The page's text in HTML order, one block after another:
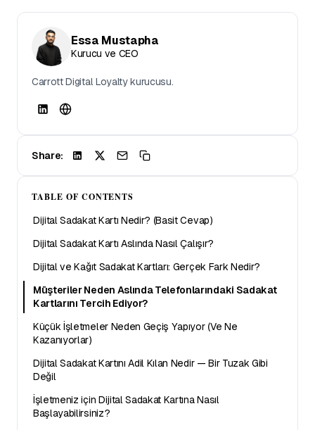
Essa Mustapha
Kurucu ve CEO
Carrott Digital Loyalty kurucusu.
Share:
TABLE OF CONTENTS
Dijital Sadakat Kartı Nedir? (Basit Cevap)
Dijital Sadakat Kartı Aslında Nasıl Çalışır?
Dijital ve Kağıt Sadakat Kartları: Gerçek Fark Nedir?
Müşteriler Neden Aslında Telefonlarındaki Sadakat
Kartlarını Tercih Ediyor?
Küçük İşletmeler Neden Geçiş Yapıyor (Ve Ne
Kazanıyorlar)
Dijital Sadakat Kartını Adil Kılan Nedir — Bir Tuzak Gibi
Değil
İşletmeniz için Dijital Sadakat Kartına Nasıl
Başlayabilirsiniz?